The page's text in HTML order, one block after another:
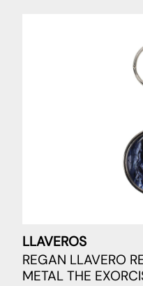
LLAVEROS
REGAN LLAVERO
METAL THE